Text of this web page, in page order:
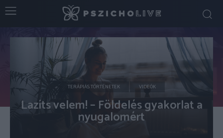
TERÁPIÁS TÖRTÉNETEK VIDEÓK
Lazíts velem! – Földelés gyakorlat a
nyugalomért